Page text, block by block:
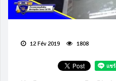
12 Fév 2019 1808